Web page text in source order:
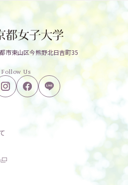
市東山区今熊野北日吉町35
Follow Us